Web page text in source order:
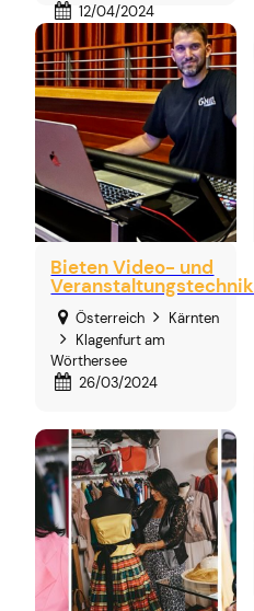
12/04/2024
Bieten Video- und
Veranstaltungstechnik
Österreich
Kärnten
Klagenfurt am
Wörthersee
26/03/2024